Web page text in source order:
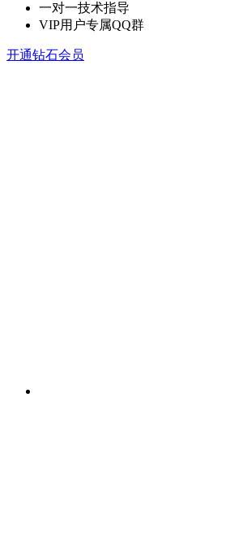
一对一技术指导
VIP用户专属QQ群
开通钻石会员